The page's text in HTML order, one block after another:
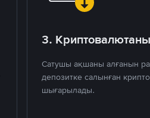
3.
Сатушы ақшаны алғанын
депозитке салынған
шығарылады.